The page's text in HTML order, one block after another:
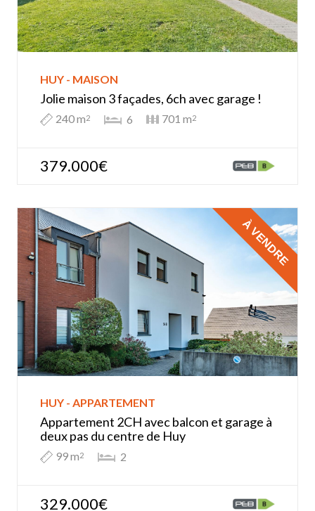
HUY - MAISON
Jolie maison 3 façades, 6ch avec garage !
240 m2 6 701 m2
379.000€
HUY - APPARTEMENT
Appartement 2CH avec balcon et garage à
deux pas du centre de Huy
99 m2 2
329.000€
À VENDRE